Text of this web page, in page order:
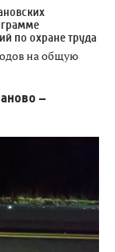
по охране труда
на общую
–